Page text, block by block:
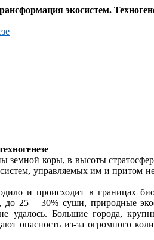
экосистем.
земной коры, в высоты
управляемых им и
и происходит в границах
25 – 30% суши, природные
удалось. Большие города,
опасность из-за огромного